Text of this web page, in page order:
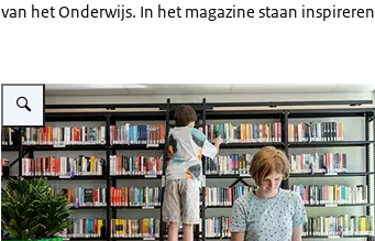
van het Onderwijs. In het magazine staan
Vergroot afbeelding Studenten lezen een boek in de